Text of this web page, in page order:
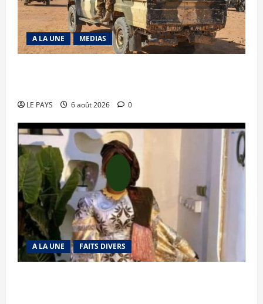
A LA UNE MEDIAS
LE PAYS 6 août 2026 0
A LA UNE FAITS DIVERS